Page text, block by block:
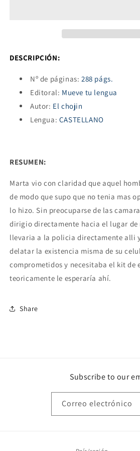
DESCRIPCIÓN:
Nº de páginas: 288 págs.
Editoral: Mueve tu lengua
Autor: El chojin
Lengua: CASTELLANO
RESUMEN:
Marta vio con claridad que aquel
de modo que supo que no tenia mas
lo hizo. Sin preocuparse de las
dirigio directamente hacia el lugar de
llevaria a la policia directamente alli
delatar la existencia misma de su
comprometidos y necesitaba el kit de
teoricamente le esperaría ahí.
Share
Subscribe to our
Correo electrónico